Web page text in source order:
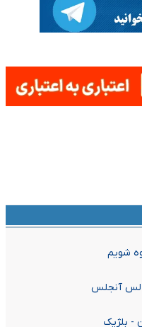
شویم
لس آنجلس
- بلژیک